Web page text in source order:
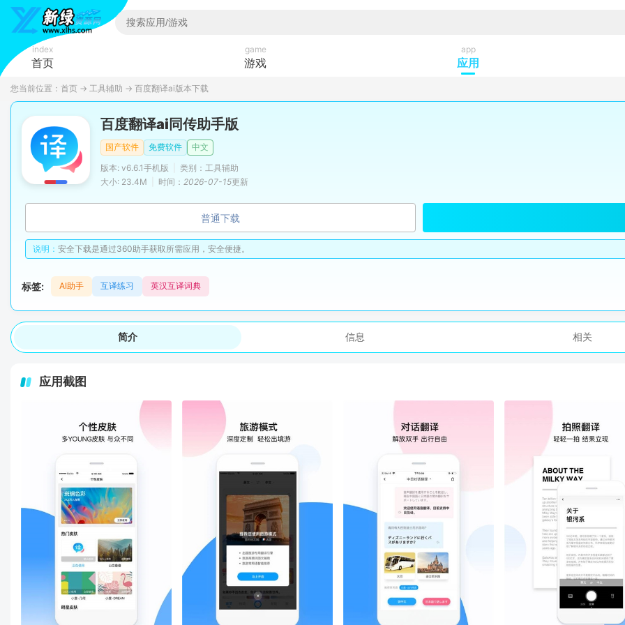
index
首页
game
游戏
app
应用
您当前位置： 首页 → 工具辅助 → 百度翻译ai版本下载
百度翻译ai同传助手版
国产软件 免费软件
中文
版本: v6.6.1手机版
类别：工具辅助
大小: 23.4M
时间： 2026-07-15更新
普通下载
说明： 安全下载是通过360助手获取所需应用，安全便捷。
标签: AI助手 互译练习 英汉互译词典
简介 信息 相关
应用截图